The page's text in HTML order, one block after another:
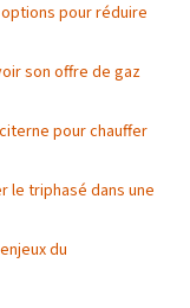
pour réduire
son offre de gaz
pour chauffer
le triphasé dans une
du